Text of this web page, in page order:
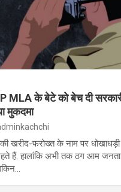
MLA के बेटे को बेच दी
मुकदमा
खरीद-फरोख्त के नाम पर
हैं. हालांकि अभी तक ठग आम जनता